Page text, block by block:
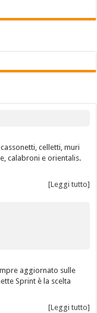
celletti, muri
calabroni e orientalis.
[Leggi tutto]
aggiornato sulle
Sprint è la scelta
[Leggi tutto]